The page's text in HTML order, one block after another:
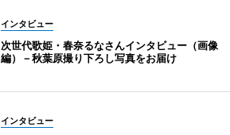
インタビュー
次世代歌姫・春奈るなさんインタビュー（画像
編）－秋葉原撮り下ろし写真をお届け
インタビュー